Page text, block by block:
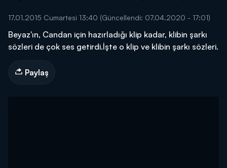
17.01.2015 Cumartesi 13:40 (Güncellendi: 07.04.2020 - 17:01)
Beyaz'ın, Candan için hazırladığı klip kadar, klibin şarkı
sözleri de çok ses getirdi.İşte o klip ve klibin şarkı sözleri.
Paylaş